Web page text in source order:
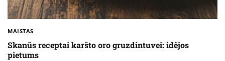
MAISTAS
Skanūs receptai karšto oro gruzdintuvei: idėjos
pietums